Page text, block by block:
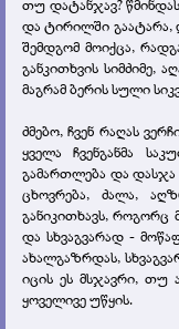
თუ დატანჯავ?
და ტირილში გაატარა,
შემდგომ მოიქცა,
განკითხვის სიმძიმე,
მაგრამ ბერის სული
ძმებო, ჩვენ რაღას
ყველა ჩვენგანმა
გამართლება და
ცხოვრება, ძალა,
განიკითხავს, როგორც
და სხვაგვარად -
ახალგაზრდას,
იცის ეს მსჯავრი, თუ
ყოველივე უწყის.